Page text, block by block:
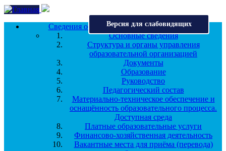
Перейти к основному содержанию
Версия для слабовидящих
Сведения об образовательной организации
Основные сведения
Структура и органы управления
образовательной организацией
Документы
Образование
Руководство
Педагогический состав
Материально-техническое обеспечение и
оснащённость образовательного процесса.
Доступная среда
Платные образовательные услуги
Финансово-хозяйственная деятельность
Вакантные места для приёма (перевода)